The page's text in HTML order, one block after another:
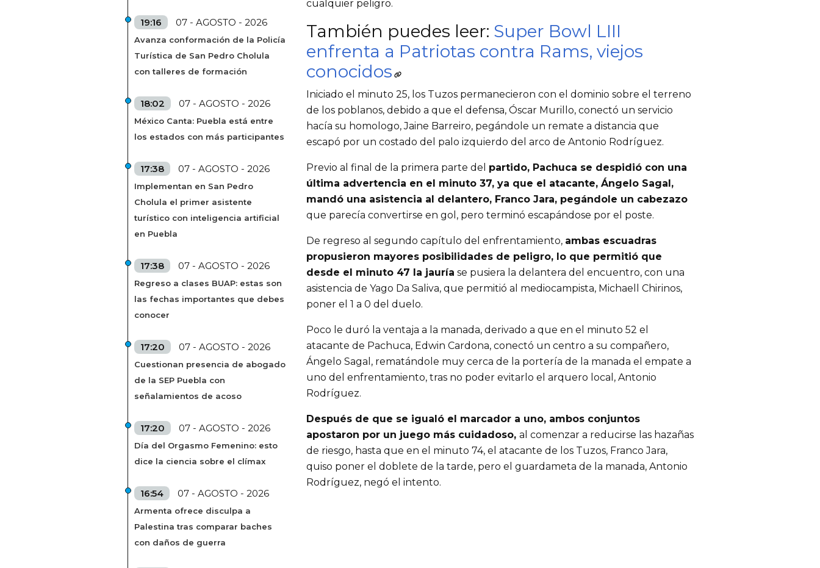
19:16 07 - AGOSTO - 2026
Avanza conformación de la Policía
Turística de San Pedro Cholula
con talleres de formación
18:02 07 - AGOSTO - 2026
México Canta: Puebla está entre
los estados con más participantes
17:38 07 - AGOSTO - 2026
Implementan en San Pedro
Cholula el primer asistente
turístico con inteligencia artificial
en Puebla
17:38 07 - AGOSTO - 2026
Regreso a clases BUAP: estas son
las fechas importantes que debes
conocer
17:20 07 - AGOSTO - 2026
Cuestionan presencia de abogado
de la SEP Puebla con
señalamientos de acoso
17:20 07 - AGOSTO - 2026
Día del Orgasmo Femenino: esto
dice la ciencia sobre el clímax
16:54 07 - AGOSTO - 2026
Armenta ofrece disculpa a
Palestina tras comparar baches
con daños de guerra
cualquier peligro.
También puedes leer: Super Bowl LIII
enfrenta a Patriotas contra Rams, viejos
conocidos
Iniciado el minuto 25, los Tuzos permanecieron con el dominio sobre el terreno
de los poblanos, debido a que el defensa, Óscar Murillo, conectó un servicio
hacía su homologo, Jaine Barreiro, pegándole un remate a distancia que
escapó por un costado del palo izquierdo del arco de Antonio Rodríguez.
Previo al final de la primera parte del partido, Pachuca se despidió con una
última advertencia en el minuto 37, ya que el atacante, Ángelo Sagal,
mandó una asistencia al delantero, Franco Jara, pegándole un cabezazo
que parecía convertirse en gol, pero terminó escapándose por el poste.
De regreso al segundo capítulo del enfrentamiento, ambas escuadras
propusieron mayores posibilidades de peligro, lo que permitió que
desde el minuto 47 la jauría se pusiera la delantera del encuentro, con una
asistencia de Yago Da Saliva, que permitió al mediocampista, Michaell Chirinos,
poner el 1 a 0 del duelo.
Poco le duró la ventaja a la manada, derivado a que en el minuto 52 el
atacante de Pachuca, Edwin Cardona, conectó un centro a su compañero,
Ángelo Sagal, rematándole muy cerca de la portería de la manada el empate a
uno del enfrentamiento, tras no poder evitarlo el arquero local, Antonio
Rodríguez.
Después de que se igualó el marcador a uno, ambos conjuntos
apostaron por un juego más cuidadoso, al comenzar a reducirse las hazañas
de riesgo, hasta que en el minuto 74, el atacante de los Tuzos, Franco Jara,
quiso poner el doblete de la tarde, pero el guardameta de la manada, Antonio
Rodríguez, negó el intento.